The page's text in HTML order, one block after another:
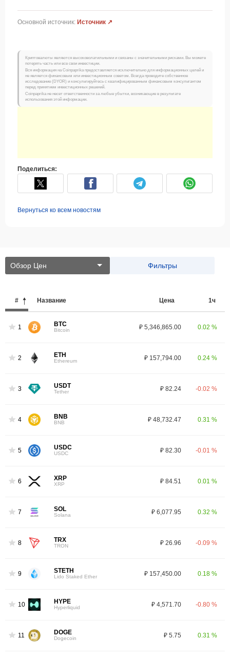
Основной источник: Источник ↗
Криптовалюты являются высоковолатильными и связаны с значительными рисками. Вы можете
потерять часть или все свои инвестиции.
Вся информация на Coinpaprika предоставляется исключительно для информационных целей и
не является финансовым или инвестиционным советом. Всегда проводите собственное
исследование (DYOR) и консультируйтесь с квалифицированным финансовым консультантом
перед принятием инвестиционных решений.
Coinpaprika не несет ответственности за любые убытки, возникающие в результате
использования этой информации.
Поделиться:
Вернуться ко всем новостям
Обзор Цен Фильтры
# Название Цена 1ч
1 BTC
Bitcoin ₽ 5,346,865.00 0.02 %
2 ETH
Ethereum ₽ 157,794.00 0.24 %
3 USDT
Tether ₽ 82.24 -0.02 %
4 BNB
BNB ₽ 48,732.47 0.31 %
5 USDC
USDC ₽ 82.30 -0.01 %
6 XRP
XRP ₽ 84.51 0.01 %
7 SOL
Solana ₽ 6,077.95 0.32 %
8 TRX
TRON ₽ 26.96 -0.09 %
9 STETH
Lido Staked Ether ₽ 157,450.00 0.18 %
10 HYPE
Hyperliquid ₽ 4,571.70 -0.80 %
11 DOGE
Dogecoin ₽ 5.75 0.31 %